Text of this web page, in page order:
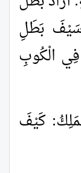
سَيْفَ بَطَلِ
الْكُوبِ
كَيْفَ